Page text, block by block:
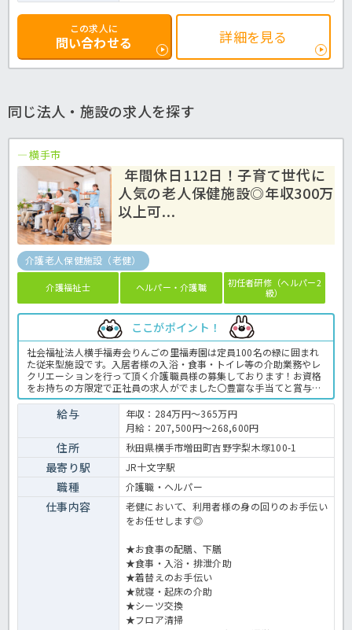
この求人に
問い合わせる 詳細を見る
同じ法人・施設の求人を探す
横手市
年間休日112日！子育て世代に
人気の老人保健施設◎年収300万
以上可...
介護老人保健施設（老健）
介護福祉士 ヘルパー・介護職
初任者研修（ヘルパー2
級）
ここがポイント！
社会福祉法人横手福寿会りんごの里福寿園は定員100名の緑に囲まれ
た従来型施設です。入居者様の入浴・食事・トイレ等の介助業務やレ
クリエーションを行って頂く介護職員様の募集しております！お資格
をお持ちの方限定で正社員の求人がでました〇豊富な手当てと賞与
2.4ヶ月で年収350万が目指せます♪お休みも112日あり、残業も月3
時間程度と少ないためプライベートとの両立も図れます！！子育てサ
ポート企業として、厚生労働大臣より”くるみん認定”を頂いておりま
すので、子育て世代の方々も安心して働くことが出来ますよ☆ご興味
のある方はほっ介護までぜひご相談ください！老健での介護業務全般
です。 ＜介護職 正職員 老健の求人＞
給与
年収：284万円～365万円
月給：207,500円～268,600円
住所 秋田県横手市増田町吉野字梨木塚100-1
最寄り駅 JR十文字駅
職種 介護職・ヘルパー
仕事内容
老健において、利用者様の身の回りのお手伝い
をお任せします◎
★お食事の配膳、下膳
★食事・入浴・排泄介助
★着替えのお手伝い
★就寝・起床の介助
★シーツ交換
★フロア清掃